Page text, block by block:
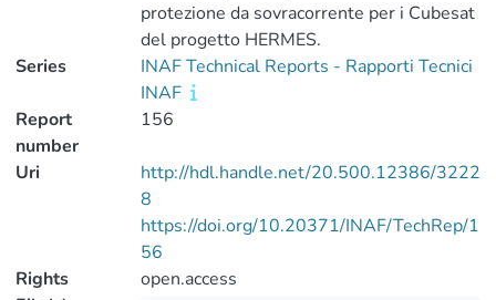
protezione da sovracorrente per i Cubesat
del progetto HERMES.
Series
INAF Technical Reports - Rapporti Tecnici
INAF
Report
number
156
Uri
http://hdl.handle.net/20.500.12386/3222
8
https://doi.org/10.20371/INAF/TechRep/1
56
Rights
open.access